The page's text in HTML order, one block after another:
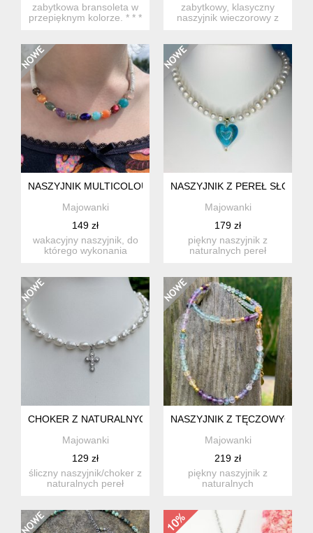
zabytkowa bransoleta w
przepięknym kolorze. * * *
zabytkowy, klasyczny
naszyjnik wieczorowy z
NASZYJNIK MULTICOLOUR Z NATURALNYCH KAMIENI,
Majowanki
149 zł
wakacyjny naszyjnik, do
którego wykonania
NASZYJNIK Z PEREŁ
Majowanki
179 zł
piękny naszyjnik z
naturalnych pereł
CHOKER Z NATURALNYCH PEREŁ SŁODKOWODNYCH Z
Majowanki
129 zł
śliczny naszyjnik/choker z
naturalnych pereł
NASZYJNIK Z TĘCZOWYCH
Majowanki
219 zł
piękny naszyjnik z
naturalnych